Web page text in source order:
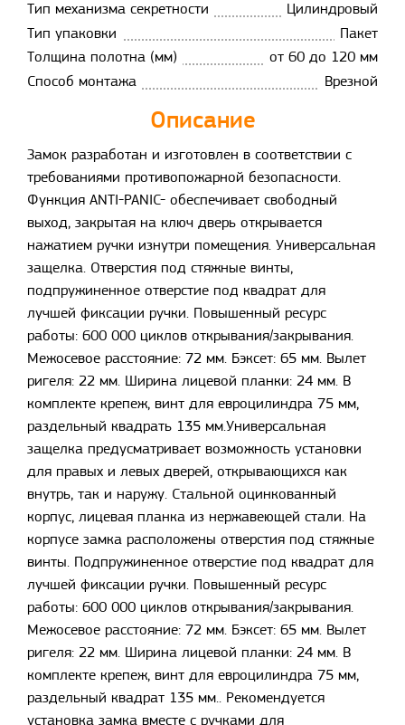
Тип механизма секретности
Цилиндровый
Тип упаковки
Пакет
Толщина полотна (мм)
от 60 до 120 мм
Способ монтажа
Врезной
Описание
Замок разработан и изготовлен в соответствии с
требованиями противопожарной безопасности.
Функция ANTI-PANIC- обеспечивает свободный
выход, закрытая на ключ дверь открывается
нажатием ручки изнутри помещения. Универсальная
защелка. Отверстия под стяжные винты,
подпружиненное отверстие под квадрат для
лучшей фиксации ручки. Повышенный ресурс
работы: 600 000 циклов открывания/закрывания.
Межосевое расстояние: 72 мм. Бэксет: 65 мм. Вылет
ригеля: 22 мм. Ширина лицевой планки: 24 мм. В
комплекте крепеж, винт для евроцилиндра 75 мм,
раздельный квадрать 135 мм.Универсальная
защелка предусматривает возможность установки
для правых и левых дверей, открывающихся как
внутрь, так и наружу. Стальной оцинкованный
корпус, лицевая планка из нержавеющей стали. На
корпусе замка расположены отверстия под стяжные
винты. Подпружиненное отверстие под квадрат для
лучшей фиксации ручки. Повышенный ресурс
работы: 600 000 циклов открывания/закрывания.
Межосевое расстояние: 72 мм. Бэксет: 65 мм. Вылет
ригеля: 22 мм. Ширина лицевой планки: 24 мм. В
комплекте крепеж, винт для евроцилиндра 75 мм,
раздельный квадрат 135 мм.. Рекомендуется
установка замка вместе с ручками для